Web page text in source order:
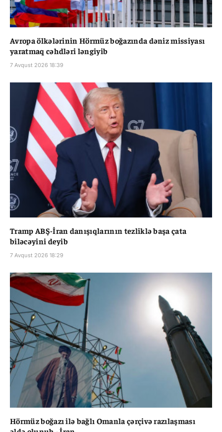
Avropa ölkələrinin Hörmüz boğazında dəniz missiyası
yaratmaq cəhdləri ləngiyib
7 Avqust 2026 18:39
Tramp ABŞ-İran danışıqlarının tezliklə başa çata
biləcəyini deyib
7 Avqust 2026 18:29
Hörmüz boğazı ilə bağlı Omanla çərçivə razılaşması